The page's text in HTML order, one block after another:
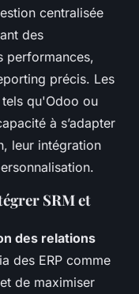
centralisée
des
performances,
précis. Les
tels qu'Odoo ou
à s’adapter
leur intégration
SRM et
des relations
des ERP comme
de maximiser